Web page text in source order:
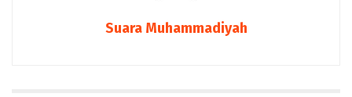
Suara Muhammadiyah